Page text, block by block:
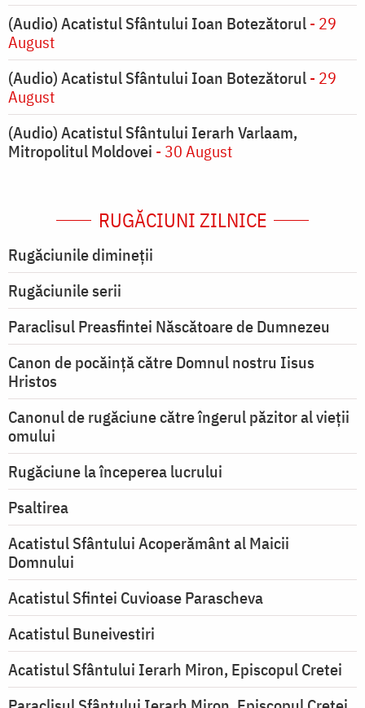
(Audio) Acatistul Sfântului Ioan Botezătorul- 29
August
(Audio) Acatistul Sfântului Ioan Botezătorul- 29
August
(Audio) Acatistul Sfântului Ierarh Varlaam,
Mitropolitul Moldovei - 30 August
RUGĂCIUNI ZILNICE
Rugăciunile dimineții
Rugăciunile serii
Paraclisul Preasfintei Născătoare de Dumnezeu
Canon de pocăință către Domnul nostru Iisus
Hristos
Canonul de rugăciune către îngerul păzitor al vieții
omului
Rugăciune la începerea lucrului
Psaltirea
Acatistul Sfântului Acoperământ al Maicii
Domnului
Acatistul Sfintei Cuvioase Parascheva
Acatistul Buneivestiri
Acatistul Sfântului Ierarh Miron, Episcopul Cretei